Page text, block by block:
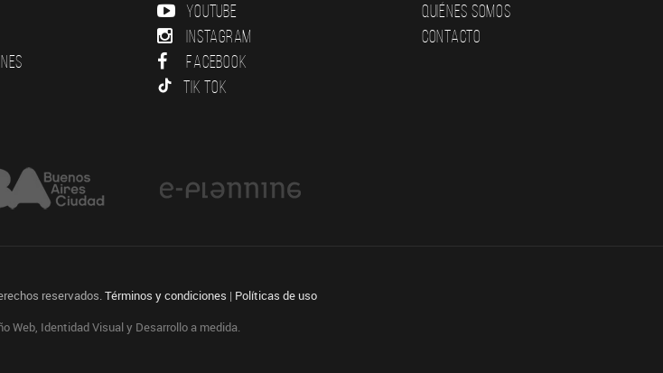
YouTube
Instagram
Facebook
Tik Tok
Quiénes Somos
Contacto
reservados.Términos y condiciones | Políticas de uso
Web, Identidad Visual y Desarrollo a medida.